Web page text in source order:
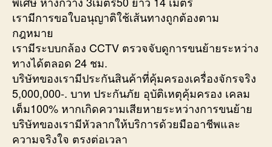
เรามีการขอใบอนุญาติใช้เส้นทางถูกต้องตาม
กฎหมาย
เรามีระบบกล้อง CCTV ตรวจจับดูการขนย้ายระหว่าง
ทางได้ตลอด 24 ชม.
บริษัทของเรามีประกันสินค้าที่คุ้มครองเครื่องจักรจริง
5,000,000-. บาท ประกันภัย อุบัติเหตุคุ้มครอง เคลม
เต็ม100% หากเกิดความเสียหายระหว่างการขนย้าย
บริษัทของเรามีหัวลากให้บริการด้วยมืออาชีพและ
ความจริงใจ ตรงต่อเวลา